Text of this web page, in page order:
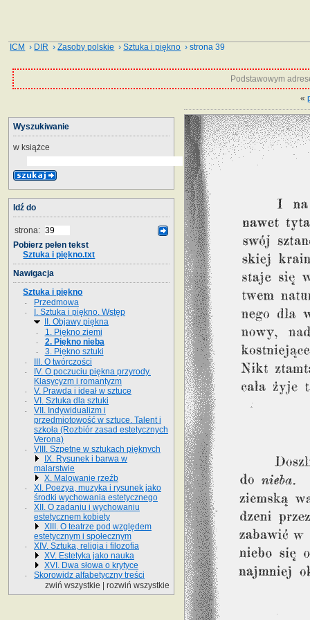
ICM › DIR ›Zasoby polskie ›Sztuka i piękno › strona 39
Podstawowym
«
Wyszukiwanie
w książce
Idź do
strona:
Pobierz pełen tekst
Sztuka i piękno.txt
Nawigacja
Sztuka i piękno
Przedmowa
I. Sztuka i piękno. Wstęp
II. Objawy piękna
1. Piękno ziemi
2. Piękno nieba
3. Piękno sztuki
III. O twórczości
IV. O poczuciu piękna przyrody.
Klasycyzm i romantyzm
V. Prawda i ideał w sztuce
VI. Sztuka dla sztuki
VII. Indywidualizm i
przedmiotowość w sztuce. Talent i
szkoła (Rozbiór zasad estetycznych
Verona)
VIII. Szpetne w sztukach pięknych
IX. Rysunek i barwa w
malarstwie
X. Malowanie rzeźb
XI. Poezya, muzyka i rysunek jako
środki wychowania estetycznego
XII. O zadaniu i wychowaniu
estetycznem kobiety
XIII. O teatrze pod względem
estetycznym i społecznym
XIV. Sztuka, religia i filozofia
XV. Estetyka jako nauka
XVI. Dwa słowa o krytyce
Skorowidz alfabetyczny treści
zwiń wszystkie
rozwiń wszystkie